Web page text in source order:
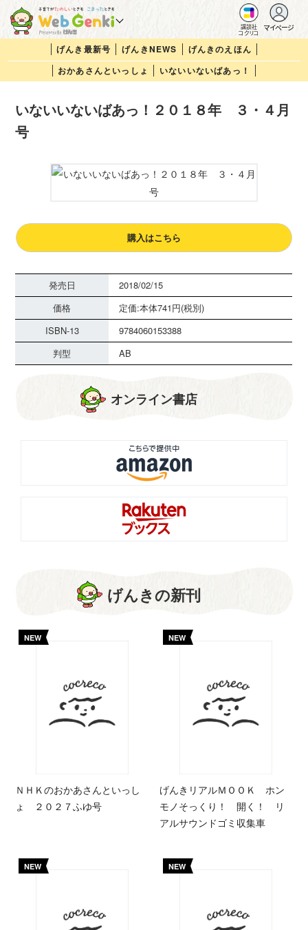
講談社
コクリコ
マイページ
げんき最新号 げんきNEWS
げんきのえほん
おかあさんといっしょ
いないいないばあっ！
いないいないばあっ！２０１８年 ３・４月
号
購入はこちら
発売日
2018/02/15
価格
定価:本体741円(税別)
ISBN-13
9784060153388
判型
AB
オンライン書店
げんきの新刊
NEW
ＮＨＫのおかあさんといっし
ょ ２０２７ふゆ号
NEW
げんきリアルＭＯＯＫ ホン
モノそっくり！ 開く！ リ
アルサウンドゴミ収集車
NEW NEW